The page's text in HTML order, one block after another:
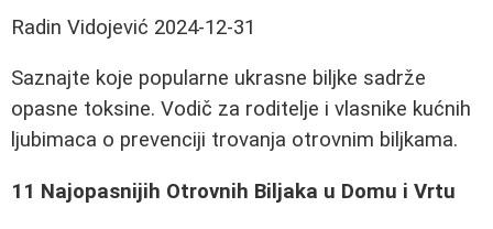
Radin Vidojević 2024-12-31
Saznajte koje popularne ukrasne biljke sadrže
opasne toksine. Vodič za roditelje i vlasnike kućnih
ljubimaca o prevenciji trovanja otrovnim biljkama.
11 Najopasnijih Otrovnih Biljaka u Domu i Vrtu